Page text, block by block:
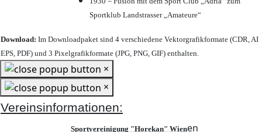
Sportklub Landstrasser „Amateure“
Download: Im Downloadpaket sind 4 verschiedene Vektorgrafikformate (CDR, AI
EPS, PDF) und 3 Pixelgrafikformate (JPG, PNG, GIF) enthalten.
×
×
Vereinsinformationen:
Sportvereinigung "Horekan" Wienen